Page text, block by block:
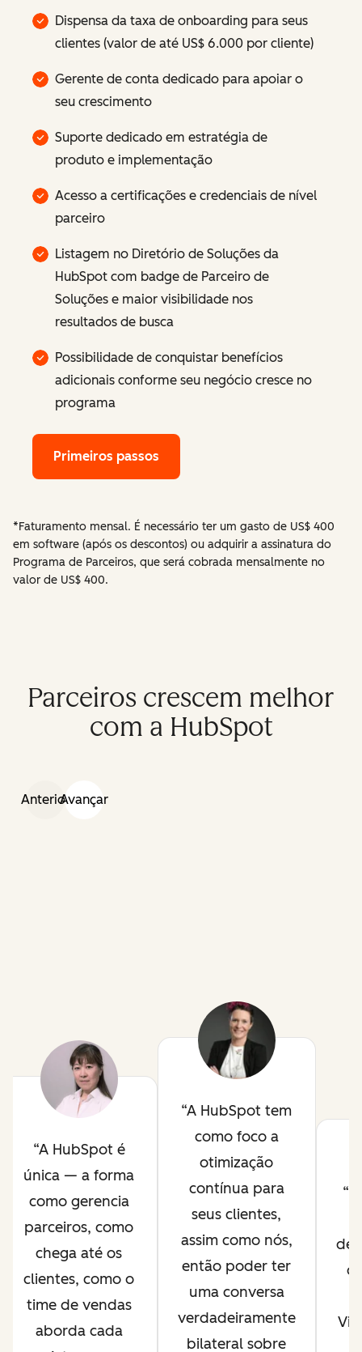
Dispensa da taxa de onboarding para seus
clientes (valor de até US$ 6.000 por cliente)
Gerente de conta dedicado para apoiar o
seu crescimento
Suporte dedicado em estratégia de
produto e implementação
Acesso a certificações e credenciais de nível
parceiro
Listagem no Diretório de Soluções da
HubSpot com badge de Parceiro de
Soluções e maior visibilidade nos
resultados de busca
Possibilidade de conquistar benefícios
adicionais conforme seu negócio cresce no
programa
Primeiros passos
*Faturamento mensal. É necessário ter um gasto de US$ 400
em software (após os descontos) ou adquirir a assinatura do
Programa de Parceiros, que será cobrada mensalmente no
valor de US$ 400.
Parceiros crescem melhor
com a HubSpot
AnteriorAvançar
A HubSpot é
única — a forma
como gerencia
parceiros, como
chega até os
clientes, como o
time de vendas
aborda cada
A HubSpot tem
como foco a
otimização
contínua para
seus clientes,
assim como nós,
então poder ter
uma conversa
verdadeiramente
bilateral sobre